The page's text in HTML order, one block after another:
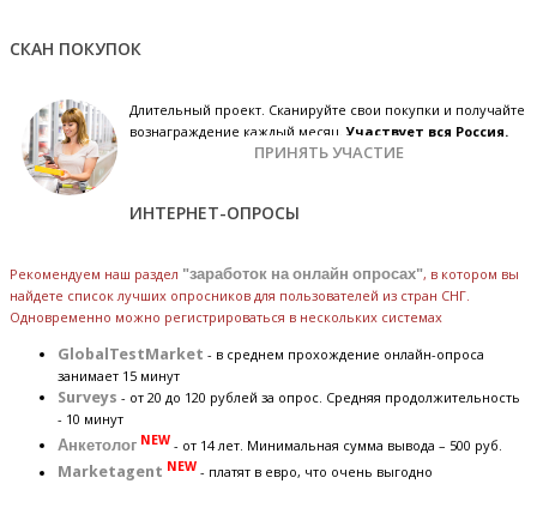
СКАН ПОКУПОК
Длительный проект. Сканируйте свои покупки и получайте
вознаграждение каждый месяц.Участвует вся Россия.
ПРИНЯТЬ УЧАСТИЕ
ИНТЕРНЕТ-ОПРОСЫ
Рекомендуем наш раздел "заработок на онлайн опросах", в котором вы
найдете список лучших опросников для пользователей из стран СНГ.
Одновременно можно регистрироваться в нескольких системах
GlobalTestMarket - в среднем прохождение онлайн-опроса
занимает 15 минут
Surveys - от 20 до 120 рублей за опрос. Средняя продолжительность
- 10 минут
Анкетолог NEW - от 14 лет. Минимальная сумма вывода – 500 руб.
Marketagent NEW - платят в евро, что очень выгодно